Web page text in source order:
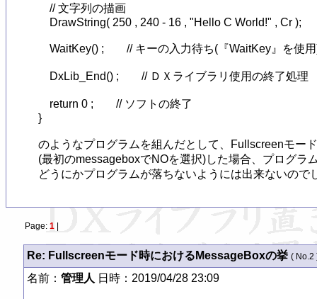
    // 文字列の描画
    DrawString( 250 , 240 - 16 , "Hello C World!" , Cr );
WaitKey() ;        // キーの入力待ち(『WaitKey』を使用
    DxLib_End() ;        // ＤＸライブラリ使用の終了処理
    return 0 ;        // ソフトの終了
}
のようなプログラムを組んだとして、Fullscreenモー
(最初のmessageboxでNOを選択)した場合、プログラ
どうにかプログラムが落ちないようには出来ないので
Page:1
Re: Fullscreenモード時におけるMessageBoxの挙 ( No.2
名前：管理人 日時：2019/04/28 23:09